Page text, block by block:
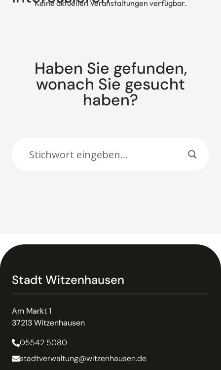
Keine aktuellen Veranstaltungen verfügbar.
Haben Sie gefunden,
wonach Sie gesucht
haben?
Stadt Witzenhausen
Am Markt 1
37213 Witzenhausen
05542 5080
stadtverwaltung@witzenhausen.de